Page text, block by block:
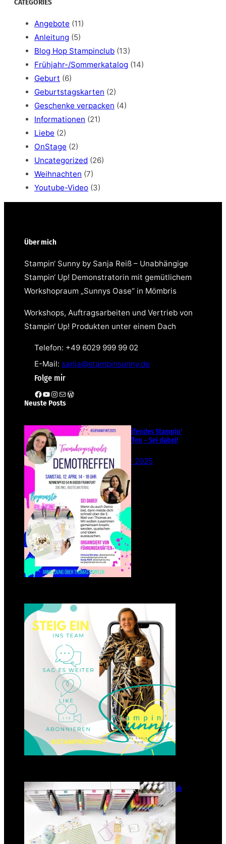
CATEGORIES
Angebote (11)
Anleitung (5)
Blog Hop Stampinclub (13)
Frühjahr-/Sommerkatalog (14)
Geburt (6)
Geburtstagskarten (2)
Geschenke verpacken (4)
Informationen (21)
Liebe (2)
OnStage (2)
Uncategorized (26)
Weihnachten (7)
Youtube-Video (3)
Über mich
Stampin‘ Sunny by Sanja Reiß – Unabhängige
Stampin‘ Up! Demonstratorin mit gemütlichem
Workshopraum „Sunnys Oase“ in Mömbris
Workshops, Auftragsarbeiten und Vertrieb von
Stampin‘ Up! Produkten unter einem Dach
Telefon: +49 6029 999 99 02
E-Mail: sanja@stampinsunny.de
Folge mir
Facebook YouTube Instagram E-Mail WordPress
Neuste Posts
Teamübergreifendes Stampin‘
Up! Demotreffen – Sei dabei!
26. Februar 2025
Einsteigen 2025 im Team
Stampin‘ Sunny
23. Januar 2025
GANZ NEU: Scrapbooking Club
2025
21. Januar 2025